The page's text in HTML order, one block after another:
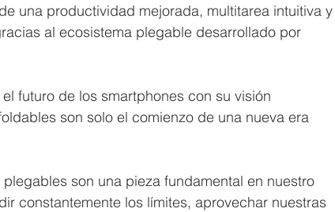
una productividad mejorada, multitarea intuitiva y
al ecosistema plegable desarrollado por
futuro de los smartphones con su visión
son solo el comienzo de una nueva era
son una pieza fundamental en nuestro
constantemente los límites, aprovechar nuestras